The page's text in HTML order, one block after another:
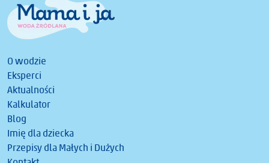
O wodzie
Eksperci
Aktualności
Kalkulator
Blog
Imię dla dziecka
Przepisy dla Małych i Dużych